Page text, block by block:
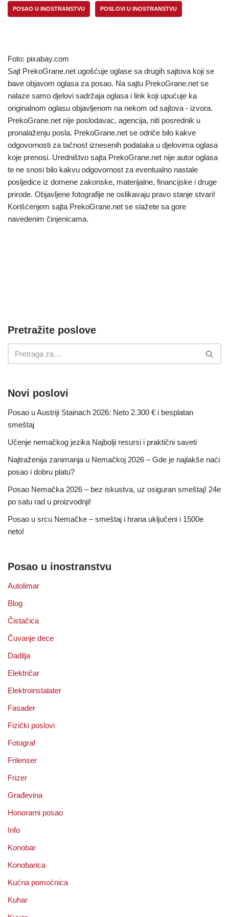
POSAO U INOSTRANSTVU POSLOVI U INOSTRANSTVU
Foto: pixabay.com
Sajt PrekoGrane.net ugošćuje oglase sa drugih sajtova koji se
bave objavom oglasa za posao. Na sajtu PrekoGrane.net se
nalaze samo djelovi sadržaja oglasa i link koji upućuje ka
originalnom oglasu objavljenom na nekom od sajtova - izvora.
PrekoGrane.net nije poslodavac, agencija, niti posrednik u
pronalaženju posla. PrekoGrane.net se odriče bilo kakve
odgovornosti za tačnost iznesenih podataka u djelovima oglasa
koje prenosi. Uredništvo sajta PrekoGrane.net nije autor oglasa
te ne snosi bilo kakvu odgovornost za eventualno nastale
posljedice iz domene zakonske, materijalne, financijske i druge
prirode. Objavljene fotografije ne oslikavaju pravo stanje stvari!
Korišćenjem sajta PrekoGrane.net se slažete sa gore
navedenim činjenicama.
Pretražite poslove
Novi poslovi
Posao u Austriji Stainach 2026: Neto 2.300 € i besplatan
smeštaj
Učenje nemačkog jezika Najbolji resursi i praktični saveti
Najtraženija zanimanja u Nemačkoj 2026 – Gde je najlakše naći
posao i dobru platu?
Posao Nemačka 2026 – bez iskustva, uz osiguran smeštaj! 24e
po satu rad u proizvodnji!
Posao u srcu Nemačke – smeštaj i hrana uključeni i 1500e
neto!
Posao u inostranstvu
Autolimar
Blog
Čistačica
Čuvanje dece
Dadilja
Električar
Elektroinstalater
Fasader
Fizički poslovi
Fotograf
Frilenser
Frizer
Građevina
Honorarni posao
Info
Konobar
Konobarica
Kućna pomoćnica
Kuhar